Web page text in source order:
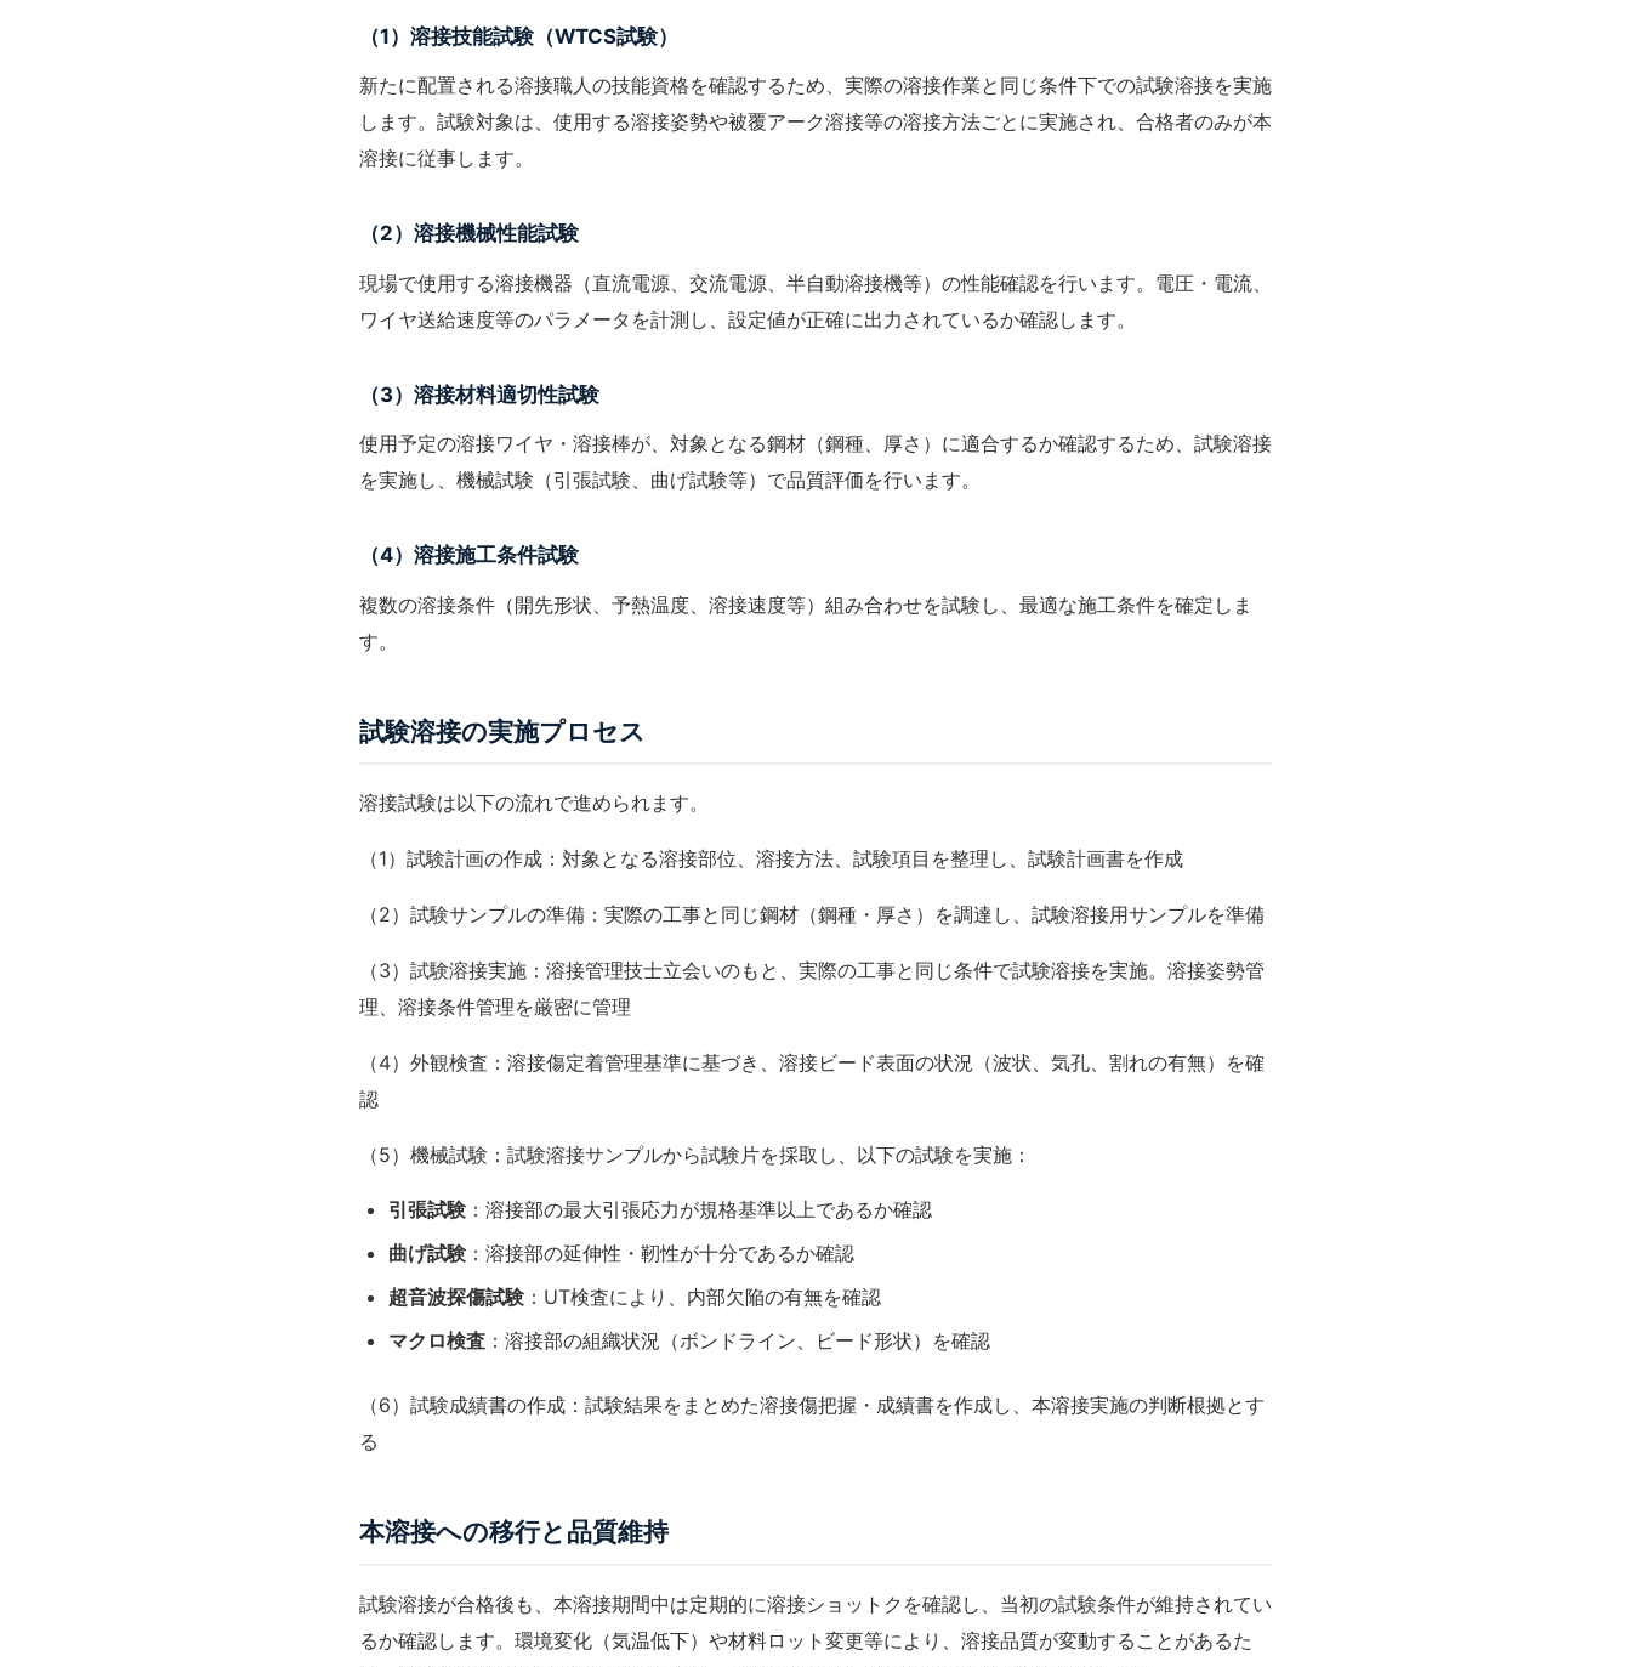
（1）溶接技能試験（WTCS試験）
新たに配置される溶接職人の技能資格を確認するため、実際の溶接作業と同じ条件下での試験溶接を実施
します。試験対象は、使用する溶接姿勢や被覆アーク溶接等の溶接方法ごとに実施され、合格者のみが本
溶接に従事します。
（2）溶接機械性能試験
現場で使用する溶接機器（直流電源、交流電源、半自動溶接機等）の性能確認を行います。電圧・電流、
ワイヤ送給速度等のパラメータを計測し、設定値が正確に出力されているか確認します。
（3）溶接材料適切性試験
使用予定の溶接ワイヤ・溶接棒が、対象となる鋼材（鋼種、厚さ）に適合するか確認するため、試験溶接
を実施し、機械試験（引張試験、曲げ試験等）で品質評価を行います。
（4）溶接施工条件試験
複数の溶接条件（開先形状、予熱温度、溶接速度等）組み合わせを試験し、最適な施工条件を確定しま
す。
試験溶接の実施プロセス
溶接試験は以下の流れで進められます。
（1）試験計画の作成：対象となる溶接部位、溶接方法、試験項目を整理し、試験計画書を作成
（2）試験サンプルの準備：実際の工事と同じ鋼材（鋼種・厚さ）を調達し、試験溶接用サンプルを準備
（3）試験溶接実施： 溶接管理技士立会いのもと、実際の工事と同じ条件で試験溶接を実施。 溶接姿勢管
理、 溶接条件管理を厳密に管理
（4）外観検査： 溶接傷定着管理基準に基づき、溶接ビード表面の状況（波状、気孔、割れの有無）を確
認
（5）機械試験：試験溶接サンプルから試験片を採取し、以下の試験を実施：
引張試験 ：溶接部の最大引張応力が規格基準以上であるか確認
曲げ試験 ：溶接部の延伸性・靭性が十分であるか確認
超音波探傷試験 ： UT検査により、内部欠陥の有無を確認
マクロ検査 ：溶接部の組織状況（ボンドライン、ビード形状）を確認
（6）試験成績書の作成：試験結果をまとめた溶接傷把握 ・成績書を作成し、本溶接実施の判断根拠とす
る
本溶接への移行と品質維持
試験溶接が合格後も、本溶接期間中は定期的に溶接ショットク を確認し、当初の試験条件が維持されてい
るか確認します。環境変化（気温低下）や材料ロット変更等により、溶接品質が変動することがあるた